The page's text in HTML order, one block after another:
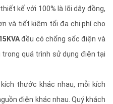
kế với 100% là lõi dây đồng,
và tiết kiệm tối đa chi phí cho
đều có chống sốc điện và
quá trình sử dụng điện tại
thước khác nhau, mỗi kích
điện khác nhau. Quý khách